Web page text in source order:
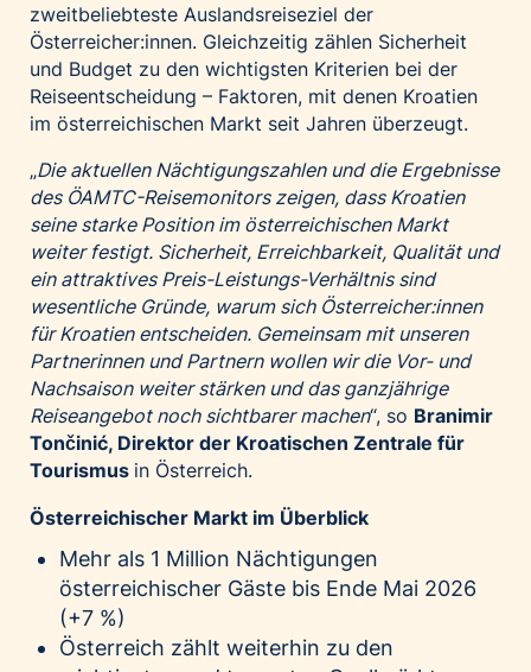
zweitbeliebteste Auslandsreiseziel der
Österreicher:innen. Gleichzeitig zählen Sicherheit
und Budget zu den wichtigsten Kriterien bei der
Reiseentscheidung – Faktoren, mit denen Kroatien
im österreichischen Markt seit Jahren überzeugt.
„Die aktuellen Nächtigungszahlen und die Ergebnisse
des ÖAMTC-Reisemonitors zeigen, dass Kroatien
seine starke Position im österreichischen Markt
weiter festigt. Sicherheit, Erreichbarkeit, Qualität und
ein attraktives Preis-Leistungs-Verhältnis sind
wesentliche Gründe, warum sich Österreicher:innen
für Kroatien entscheiden. Gemeinsam mit unseren
Partnerinnen und Partnern wollen wir die Vor- und
Nachsaison weiter stärken und das ganzjährige
Reiseangebot noch sichtbarer machen“, so Branimir
Tončinić, Direktor der Kroatischen Zentrale für
Tourismus in Österreich.
Österreichischer Markt im Überblick
Mehr als 1 Million Nächtigungen
österreichischer Gäste bis Ende Mai 2026
(+7 %)
Österreich zählt weiterhin zu den